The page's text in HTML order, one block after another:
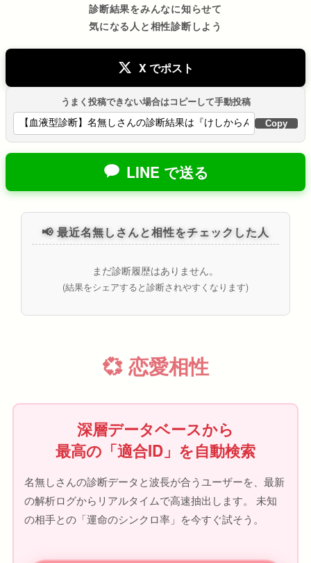
診断結果をみんなに知らせて
気になる人と相性診断しよう
X でポスト
うまく投稿できない場合はコピーして手動投稿
Copy
LINE で送る
📢 最近名無しさんと相性をチェックした人
まだ診断履歴はありません。
(結果をシェアすると診断されやすくなります)
💞 恋愛相性
深層データベースから
最高の「適合ID」を自動検索
名無しさんの診断データと波長が合うユーザーを、最新
の解析ログからリアルタイムで高速抽出します。 未知
の相手との「運命のシンクロ率」を今すぐ試そう。